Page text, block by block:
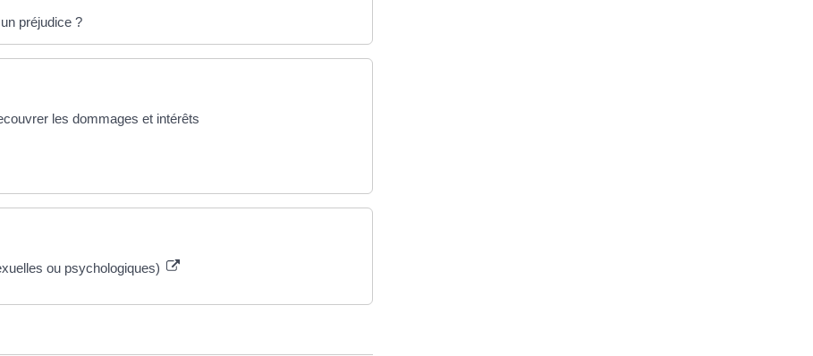
préjudice ?
les dommages et intérêts
ou psychologiques)